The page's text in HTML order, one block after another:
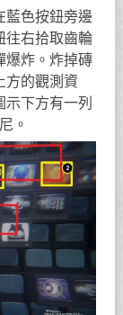
藍色按鈕旁邊
往右拾取齒輪
爆炸。炸掉磚
方的觀測資
下方有一列
。